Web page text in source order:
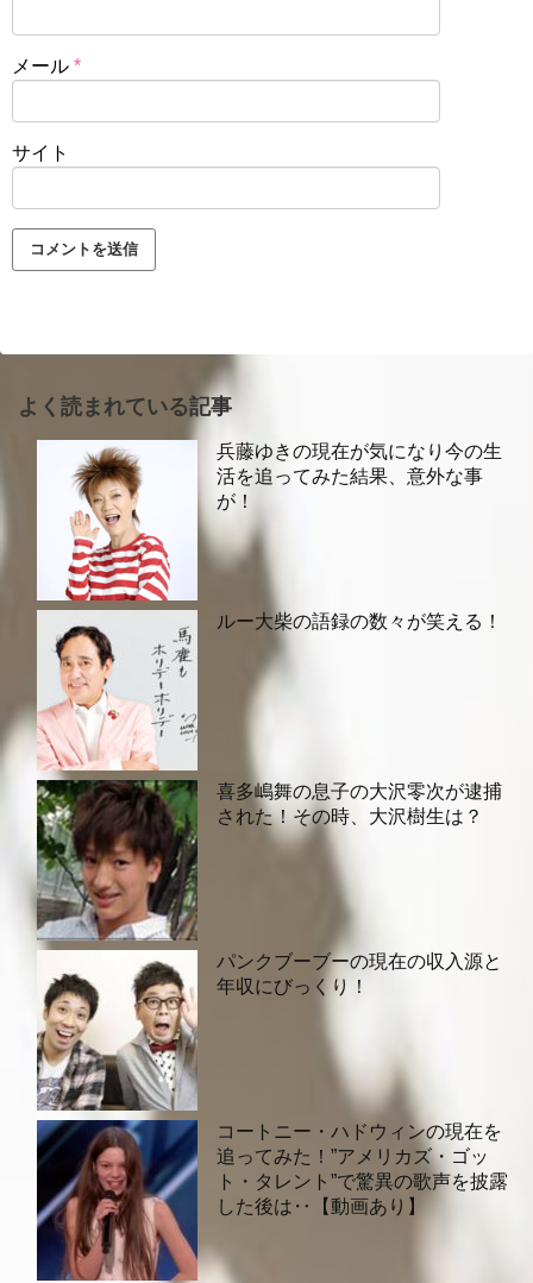
メール *
サイト
よく読まれている記事
兵藤ゆきの現在が気になり今の生
活を追ってみた結果、意外な事
が！
ルー大柴の語録の数々が笑える！
喜多嶋舞の息子の大沢零次が逮捕
された！その時、大沢樹生は？
パンクブーブーの現在の収入源と
年収にびっくり！
コートニー・ハドウィンの現在を
追ってみた！”アメリカズ・ゴッ
ト・タレント”で驚異の歌声を披露
した後は‥【動画あり】